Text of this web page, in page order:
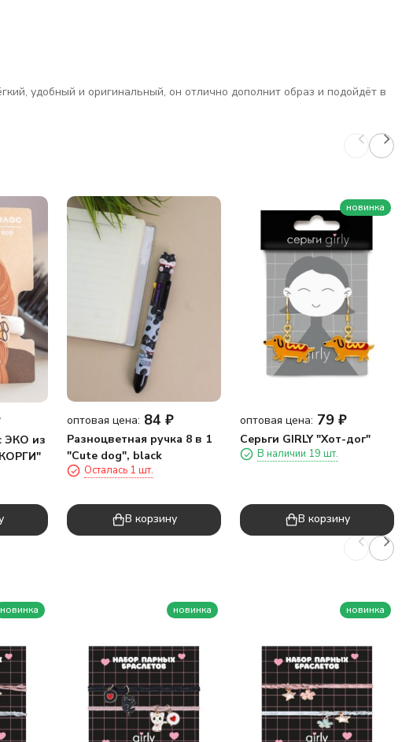
удобный и оригинальный, он отлично дополнит образ и подойдёт в
ЭКО из
оптовая цена: 84 ₽
Разноцветная ручка 8 в 1
"Cute dog", black
Осталась 1 шт.
В корзину
новинка
оптовая цена: 79 ₽
Серьги GIRLY "Хот-дог"
В наличии 19 шт.
В корзину
новинка новинка новинка